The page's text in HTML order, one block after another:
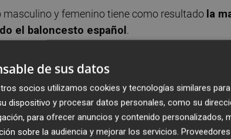
y femenino tiene como resultado la
el baloncesto español .
abonados con las que partirá el club
club, dado que el aforo máximo de la Fonteta
de sus datos
socios utilizamos cookies y tecnologías similares
dispositivo y procesar datos personales, como su
para ofrecer anuncios y contenido personalizados,
sobre la audiencia y mejorar los servicios.